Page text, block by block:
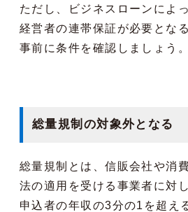
ただし、ビジネスローンによ
経営者の連帯保証が必要とな
事前に条件を確認しましょう。
総量規制の対象外となる
総量規制とは、信販会社や消
法の適用を受ける事業者に対
申込者の年収の3分の1を超え